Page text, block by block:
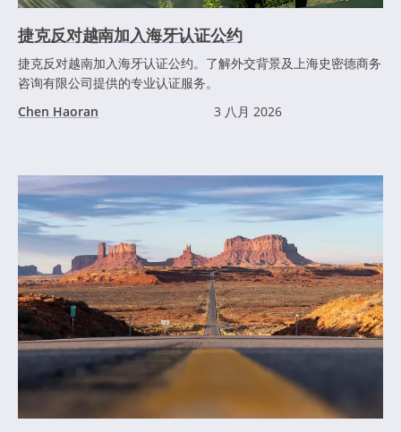
捷克反对越南加入海牙认证公约
捷克反对越南加入海牙认证公约。了解外交背景及上海史密德商务
咨询有限公司提供的专业认证服务。
Chen Haoran
3 八月 2026